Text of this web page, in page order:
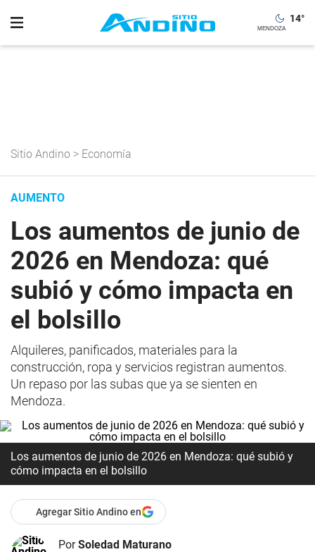
14°
Sitio Andino > Economía
AUMENTO
Los aumentos de junio de
2026 en Mendoza: qué
subió y cómo impacta en
el bolsillo
Alquileres, panificados, materiales para la
construcción, ropa y servicios registran aumentos.
Un repaso por las subas que ya se sienten en
Mendoza.
Los aumentos de junio de 2026 en Mendoza: qué subió y
cómo impacta en el bolsillo
Agregar Sitio Andino en
PorSoledad Maturano